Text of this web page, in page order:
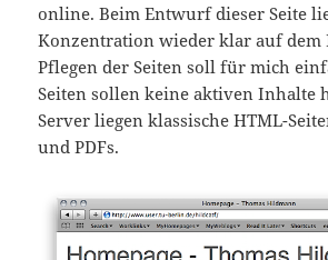
online. Beim Entwurf dieser Seite
Konzentration wieder klar auf dem
Pflegen der Seiten soll für mich
Seiten sollen keine aktiven Inhalte
Server liegen klassische HTML-
und PDFs.